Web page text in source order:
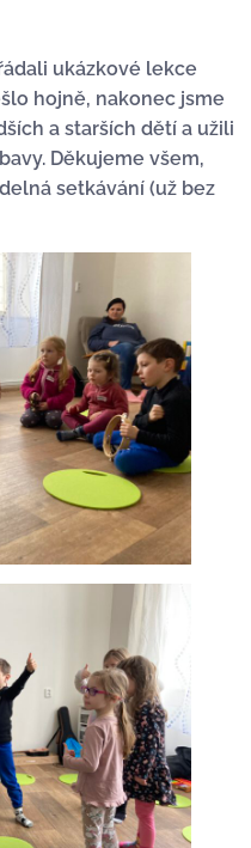
ukázkové lekce
hojně, nakonec jsme
a starších dětí a užili
Děkujeme všem,
setkávání (už bez